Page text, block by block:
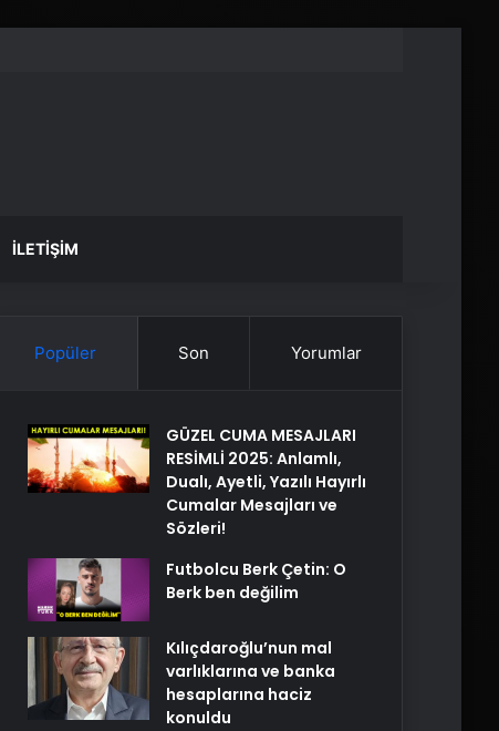
İLETIŞIM
Popüler Son Yorumlar
GÜZEL CUMA MESAJLARI
RESİMLİ 2025: Anlamlı,
Dualı, Ayetli, Yazılı Hayırlı
Cumalar Mesajları ve
Sözleri!
Futbolcu Berk Çetin: O
Berk ben değilim
Kılıçdaroğlu’nun mal
varlıklarına ve banka
hesaplarına haciz
konuldu